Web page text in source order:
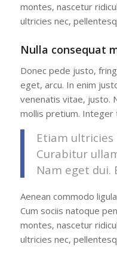
montes, nascetur
ultricies nec,
Nulla consequat
Donec pede justo,
eget, arcu. In enim
venenatis vitae, justo.
mollis pretium. Integer
Etiam ultricies
Curabitur
Nam eget dui.
Aenean commodo
Cum sociis natoque
montes, nascetur
ultricies nec,